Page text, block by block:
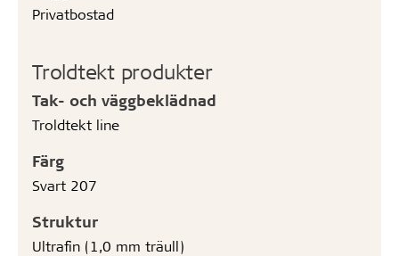
Privatbostad
Troldtekt produkter
Tak- och väggbeklädnad
Troldtekt line
Färg
Svart 207
Struktur
Ultrafin (1,0 mm träull)